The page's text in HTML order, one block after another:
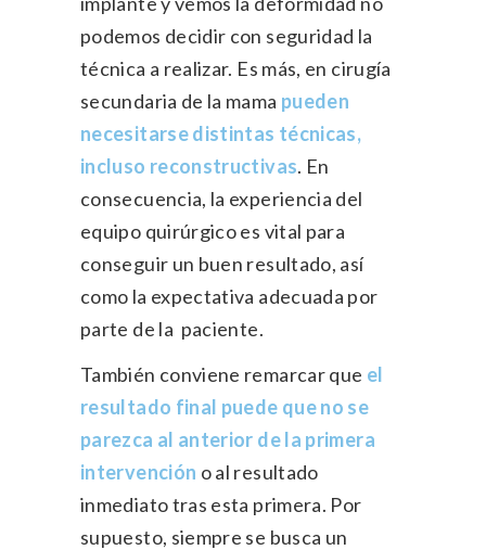
podemos decidir con seguridad la
técnica a realizar. Es más, en cirugía
secundaria de la mama pueden
necesitarse distintas técnicas,
incluso reconstructivas. En
consecuencia, la experiencia del
equipo quirúrgico es vital para
conseguir un buen resultado, así
como la expectativa adecuada por
parte de la paciente.
También conviene remarcar que el
resultado final puede que no se
parezca al anterior de la primera
intervención o al resultado
inmediato tras esta primera. Por
supuesto, siempre se busca un